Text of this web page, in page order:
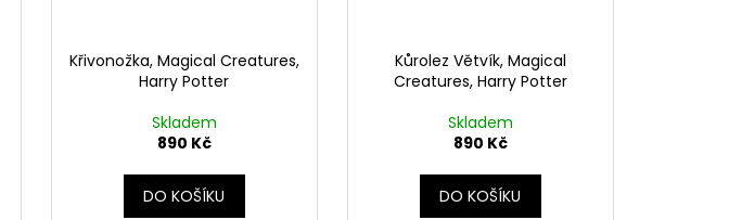
Křivonožka, Magical Creatures,
Harry Potter
Skladem
890 Kč
DO KOŠÍKU
Kůrolez Větvík, Magical
Creatures, Harry Potter
Skladem
890 Kč
DO KOŠÍKU